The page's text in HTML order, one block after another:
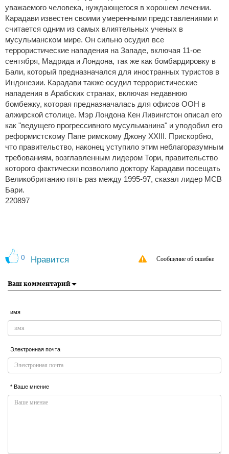
уважаемого человека, нуждающегося в хорошем лечении.
Карадави известен своими умеренными представлениями и
считается одним из самых влиятельных ученых в
мусульманском мире. Он сильно осудил все
террористические нападения на Западе, включая 11-ое
сентября, Мадрида и Лондона, так же как бомбардировку в
Бали, который предназначался для иностранных туристов в
Индонезии. Карадави также осудил террористические
нападения в Арабских странах, включая недавнюю
бомбежку, которая предназначалась для офисов ООН в
алжирской столице. Мэр Лондона Кен Ливингстон описал его
как "ведущего прогрессивного мусульманина" и уподобил его
реформистскому Папе римскому Джону XXIII. Прискорбно,
что правительство, наконец уступило этим неблагоразумным
требованиям, возглавленным лидером Тори, правительство
которого фактически позволило доктору Карадави посещать
Великобританию пять раз между 1995-97, сказал лидер MCB
Бари.
220897
0 Нравится Сообщение об ошибке
Ваш комментарий
имя
Электронная почта
* Ваше мнение